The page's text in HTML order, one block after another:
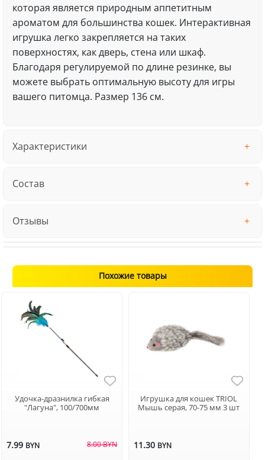
которая является природным аппетитным
ароматом для большинства кошек. Интерактивная
игрушка легко закрепляется на таких
поверхностях, как дверь, стена или шкаф.
Благодаря регулируемой по длине резинке, вы
можете выбрать оптимальную высоту для игры
вашего питомца. Размер 136 см.
Характеристики
Состав
Отзывы
Похожие товары
Удочка-дразнилка гибкая
"Лагуна", 100/700мм
7.99 BYN 8.00 BYN
Игрушка для кошек TRIOL
Мышь серая, 70-75 мм 3 шт
11.30 BYN